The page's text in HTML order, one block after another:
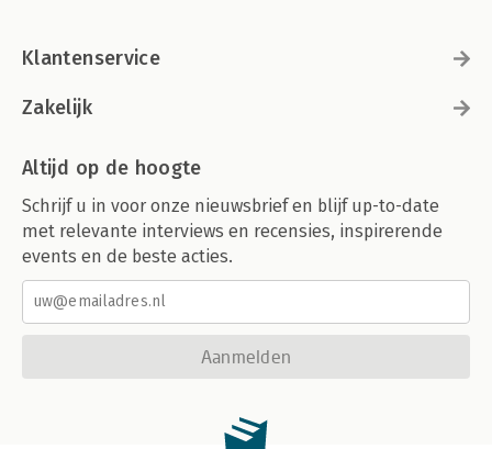
Klantenservice
Zakelijk
Altijd op de hoogte
Schrijf u in voor onze nieuwsbrief en blijf up-to-date
met relevante interviews en recensies, inspirerende
events en de beste acties.
Aanmelden